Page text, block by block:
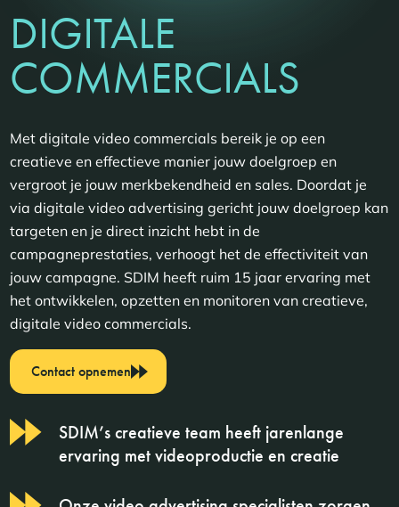
DIGITALE
COMMERCIALS
Met digitale video commercials bereik je op een
creatieve en effectieve manier jouw doelgroep en
vergroot je jouw merkbekendheid en sales. Doordat je
via digitale video advertising gericht jouw doelgroep kan
targeten en je direct inzicht hebt in de
campagneprestaties, verhoogt het de effectiviteit van
jouw campagne. SDIM heeft ruim 15 jaar ervaring met
het ontwikkelen, opzetten en monitoren van creatieve,
digitale video commercials.
Contact opnemen
SDIM’s creatieve team heeft jarenlange
ervaring met videoproductie en creatie